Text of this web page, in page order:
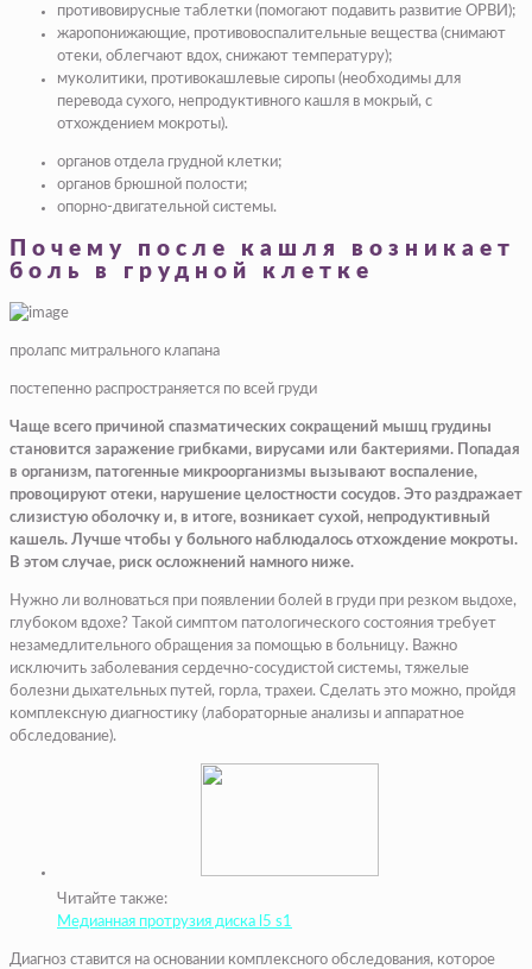
противовирусные таблетки (помогают подавить развитие ОРВИ);
жаропонижающие, противовоспалительные вещества (снимают
отеки, облегчают вдох, снижают температуру);
муколитики, противокашлевые сиропы (необходимы для
перевода сухого, непродуктивного кашля в мокрый, с
отхождением мокроты).
органов отдела грудной клетки;
органов брюшной полости;
опорно-двигательной системы.
Почему после кашля возникает
боль в грудной клетке
пролапс митрального клапана
постепенно распространяется по всей груди
Чаще всего причиной спазматических сокращений мышц грудины
становится заражение грибками, вирусами или бактериями. Попадая
в организм, патогенные микроорганизмы вызывают воспаление,
провоцируют отеки, нарушение целостности сосудов. Это раздражает
слизистую оболочку и, в итоге, возникает сухой, непродуктивный
кашель. Лучше чтобы у больного наблюдалось отхождение мокроты.
В этом случае, риск осложнений намного ниже.
Нужно ли волноваться при появлении болей в груди при резком выдохе,
глубоком вдохе? Такой симптом патологического состояния требует
незамедлительного обращения за помощью в больницу. Важно
исключить заболевания сердечно-сосудистой системы, тяжелые
болезни дыхательных путей, горла, трахеи. Сделать это можно, пройдя
комплексную диагностику (лабораторные анализы и аппаратное
обследование).
Читайте также:
Медианная протрузия диска l5 s1
Диагноз ставится на основании комплексного обследования, которое